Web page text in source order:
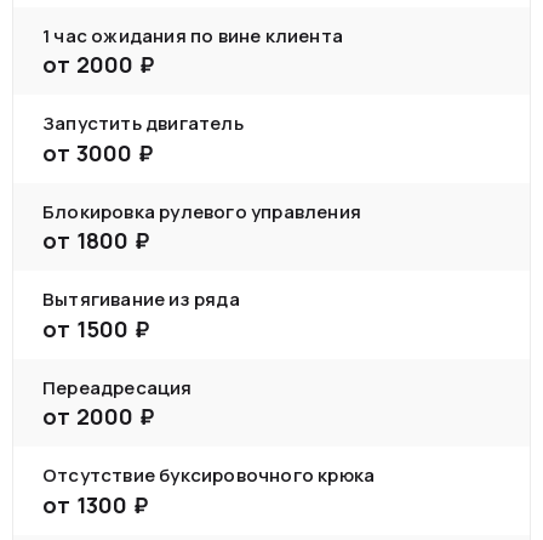
1 час ожидания по вине клиента
от 2000 ₽
Запустить двигатель
от 3000 ₽
Блокировка рулевого управления
от 1800 ₽
Вытягивание из ряда
от 1500 ₽
Переадресация
от 2000 ₽
Отсутствие буксировочного крюка
от 1300 ₽